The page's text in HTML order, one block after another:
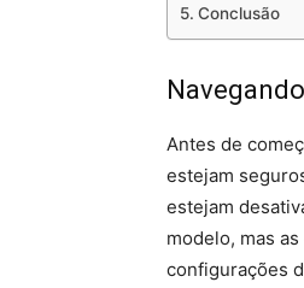
Conclusão
Antes de
estejam
estejam
modelo, mas
configurações